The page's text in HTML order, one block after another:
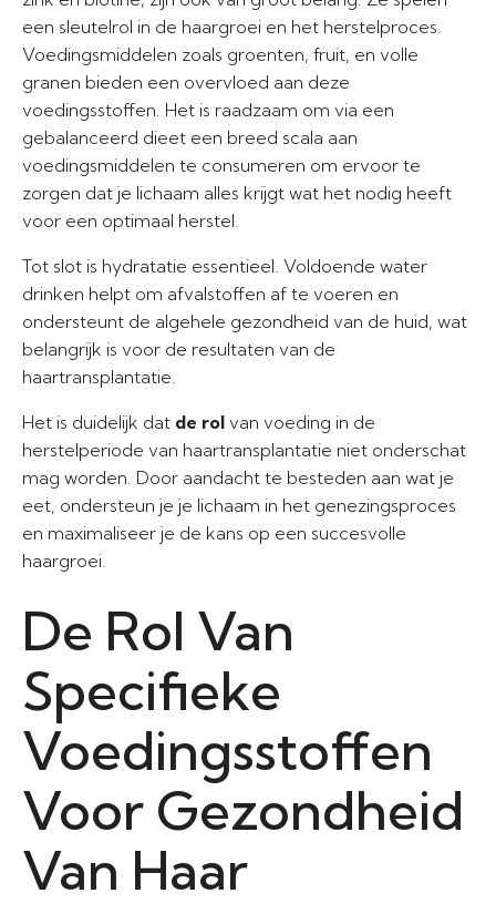
een sleutelrol in de haargroei en het herstelproces.
Voedingsmiddelen zoals groenten, fruit, en volle
granen bieden een overvloed aan deze
voedingsstoffen. Het is raadzaam om via een
gebalanceerd dieet een breed scala aan
voedingsmiddelen te consumeren om ervoor te
zorgen dat je lichaam alles krijgt wat het nodig heeft
voor een optimaal herstel.
Tot slot is hydratatie essentieel. Voldoende water
drinken helpt om afvalstoffen af te voeren en
ondersteunt de algehele gezondheid van de huid, wat
belangrijk is voor de resultaten van de
haartransplantatie.
Het is duidelijk dat de rol van voeding in de
herstelperiode van haartransplantatie niet onderschat
mag worden. Door aandacht te besteden aan wat je
eet, ondersteun je je lichaam in het genezingsproces
en maximaliseer je de kans op een succesvolle
haargroei.
De Rol Van
Specifieke
Voedingsstoffen
Voor Gezondheid
Van Haar